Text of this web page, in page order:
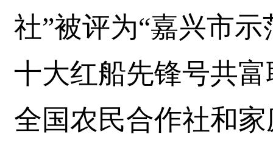
社”被评为“嘉兴市
十大红船先锋号共
全国农民合作社和